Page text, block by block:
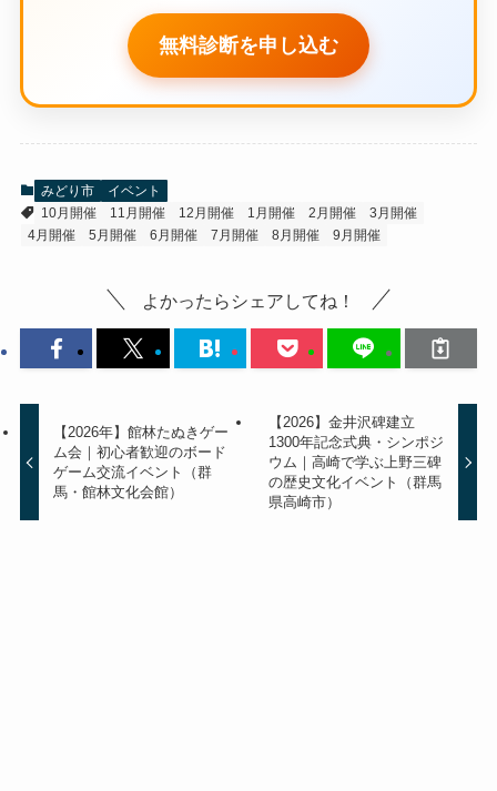
無料診断を申し込む
みどり市
イベント
10月開催
11月開催 12月開催 1月開催 2月開催
3月開催
4月開催
5月開催 6月開催 7月開催 8月開催 9月開催
よかったらシェアしてね！
【2026年】館林たぬきゲー
ム会｜初心者歓迎のボード
ゲーム交流イベント（群
馬・館林文化会館）
【2026】金井沢碑建立
1300年記念式典・シンポジ
ウム｜高崎で学ぶ上野三碑
の歴史文化イベント（群馬
県高崎市）